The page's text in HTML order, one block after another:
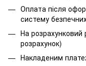
Оплата після
систему
На розрахунковий
розрахунок)
Накладеним